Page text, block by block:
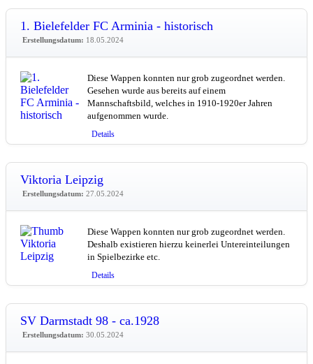
1. Bielefelder FC Arminia - historisch
Erstellungsdatum: 18.05.2024
Diese Wappen konnten nur grob zugeordnet werden.
Gesehen wurde aus bereits auf einem
Mannschaftsbild, welches in 1910-1920er Jahren
aufgenommen wurde.
Details
Viktoria Leipzig
Erstellungsdatum: 27.05.2024
Diese Wappen konnten nur grob zugeordnet werden.
Deshalb existieren hierzu keinerlei Untereinteilungen
in Spielbezirke etc.
Details
SV Darmstadt 98 - ca.1928
Erstellungsdatum: 30.05.2024